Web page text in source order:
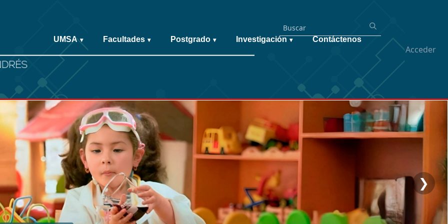
Acceder
UMSA ▾ Facultades ▾ Postgrado ▾ Investigación ▾ Contáctenos
❯